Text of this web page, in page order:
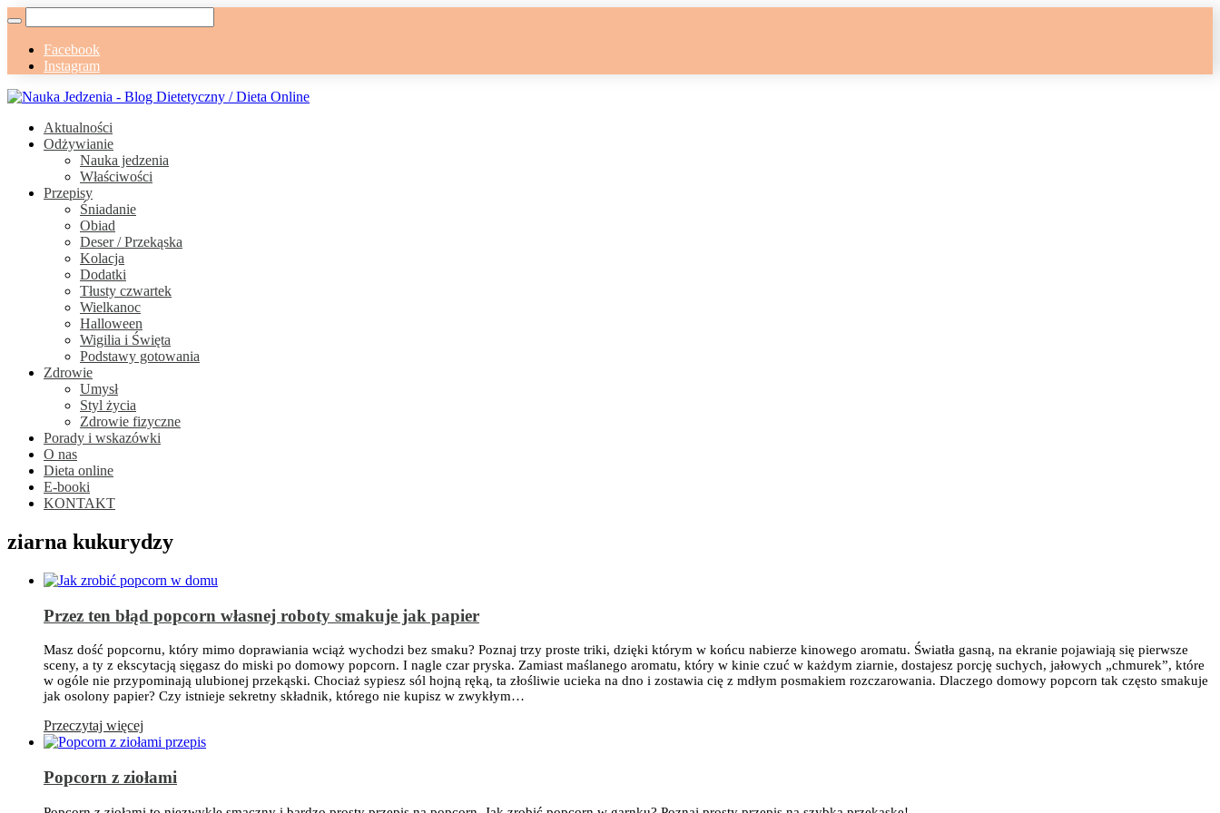
Facebook
Instagram
Aktualności
Odżywianie
Nauka jedzenia
Właściwości
Przepisy
Śniadanie
Obiad
Deser / Przekąska
Kolacja
Dodatki
Tłusty czwartek
Wielkanoc
Halloween
Wigilia i Święta
Podstawy gotowania
Zdrowie
Umysł
Styl życia
Zdrowie fizyczne
Porady i wskazówki
O nas
Dieta online
E-booki
KONTAKT
ziarna kukurydzy
Przez ten błąd popcorn własnej roboty smakuje jak papier
Masz dość popcornu, który mimo doprawiania wciąż wychodzi bez smaku? Poznaj trzy proste triki, dzięki którym w końcu nabierze kinowego aromatu. Światła gasną, na ekranie pojawiają się pierwsze
sceny, a ty z ekscytacją sięgasz do miski po domowy popcorn. I nagle czar pryska. Zamiast maślanego aromatu, który w kinie czuć w każdym ziarnie, dostajesz porcję suchych, jałowych „chmurek”, które
w ogóle nie przypominają ulubionej przekąski. Chociaż sypiesz sól hojną ręką, ta złośliwie ucieka na dno i zostawia cię z mdłym posmakiem rozczarowania. Dlaczego domowy popcorn tak często smakuje
jak osolony papier? Czy istnieje sekretny składnik, którego nie kupisz w zwykłym…
Przeczytaj więcej
Popcorn z ziołami